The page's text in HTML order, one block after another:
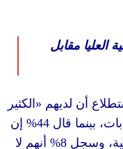
« الكثير
44%
إن
8%
أنهم لا